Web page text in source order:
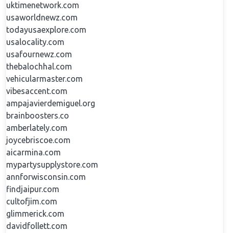
uktimenetwork.com
usaworldnewz.com
todayusaexplore.com
usalocality.com
usafournewz.com
thebalochhal.com
vehicularmaster.com
vibesaccent.com
ampajavierdemiguel.org
brainboosters.co
amberlately.com
joycebriscoe.com
aicarmina.com
mypartysupplystore.com
annforwisconsin.com
findjaipur.com
cultofjim.com
glimmerick.com
davidfollett.com